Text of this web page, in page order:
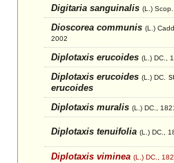
Digitaria sanguinalis (L.)
Dioscorea communis (L.)
2002
Diplotaxis erucoides (L.) DC.,
Diplotaxis erucoides (L.) DC.
erucoides
Diplotaxis muralis (L.) DC.,
Diplotaxis tenuifolia (L.) DC.,
Diplotaxis viminea (L.) DC.,